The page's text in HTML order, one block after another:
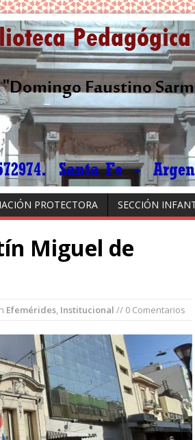
PROTECTORA SECCIÓN
Miguel de
Efemérides, Institucional // 0 Comentarios